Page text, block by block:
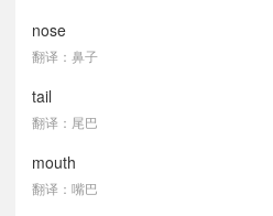
nose
翻译：鼻子
tail
翻译：尾巴
mouth
翻译：嘴巴